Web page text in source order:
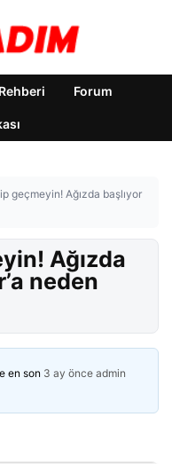
Forum
geçmeyin! Ağızda başlıyor
Ağızda
neden
en son 3 ay önce admin